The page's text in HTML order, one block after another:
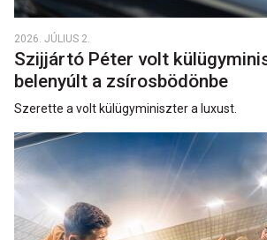
2026. JÚLIUS 2.
Szijjártó Péter volt
belenyúlt a zsírosbödönbe
Szerette a volt külügyminiszter a luxust.